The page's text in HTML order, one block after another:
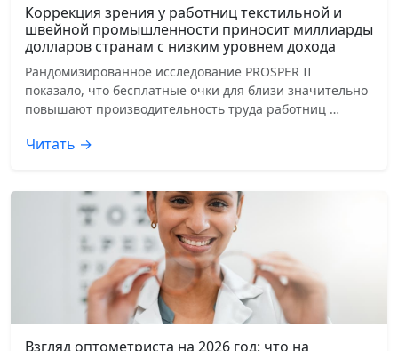
Коррекция зрения у работниц текстильной и
швейной промышленности приносит миллиарды
долларов странам с низким уровнем дохода
Рандомизированное исследование PROSPER II
показало, что бесплатные очки для близи значительно
повышают производительность труда работниц …
Читать →
Взгляд оптометриста на 2026 год: что на